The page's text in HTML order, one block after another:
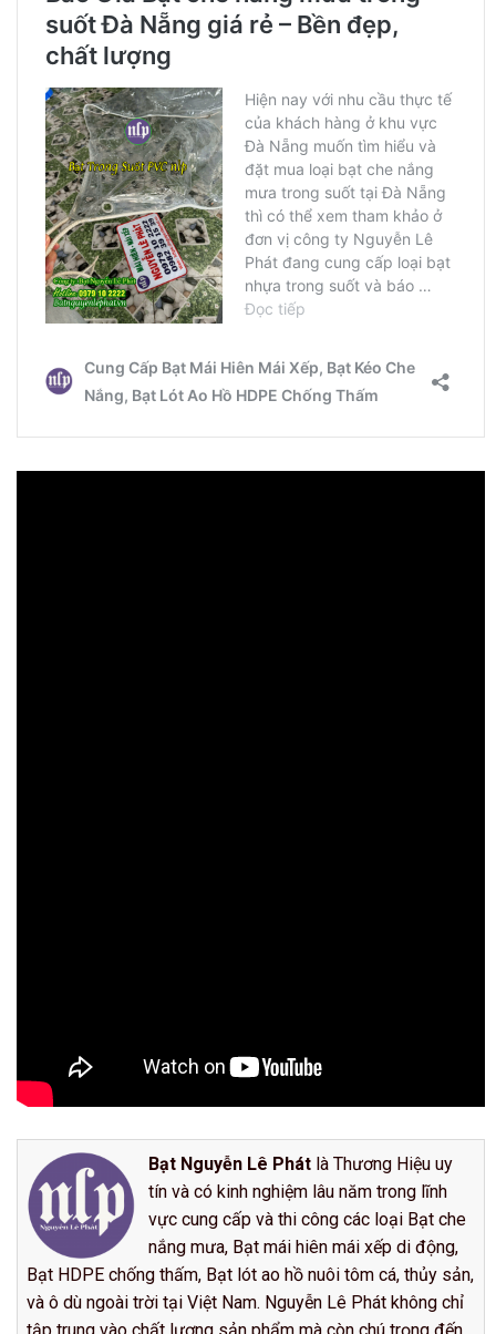
Bạt Nguyễn Lê Phát là Thương Hiệu uy
tín và có kinh nghiệm lâu năm trong lĩnh
vực cung cấp và thi công các loại Bạt che
nắng mưa, Bạt mái hiên mái xếp di động,
Bạt HDPE chống thấm, Bạt lót ao hồ nuôi tôm cá, thủy sản,
và ô dù ngoài trời tại Việt Nam. Nguyễn Lê Phát không chỉ